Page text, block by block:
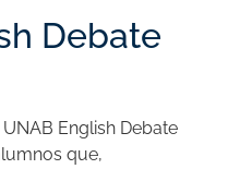
Debate
English Debate
que,